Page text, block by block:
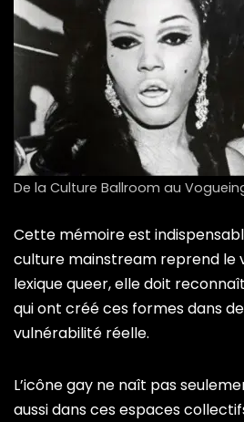
De la Culture Ballroom au
Cette mémoire est
culture mainstream reprend le
lexique queer, elle doit
qui ont créé ces formes dans
vulnérabilité réelle.
L’icône gay ne naît pas
aussi dans ces espaces